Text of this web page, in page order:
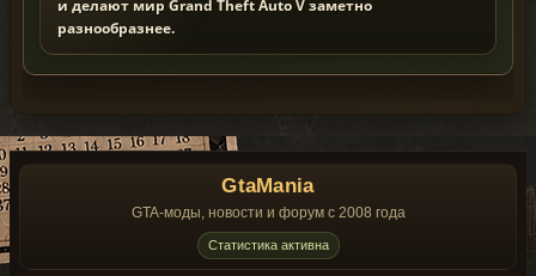
и делают мир Grand Theft Auto V заметно
разнообразнее.
GtaMania
GTA-моды, новости и форум с 2008 года
Статистика активна